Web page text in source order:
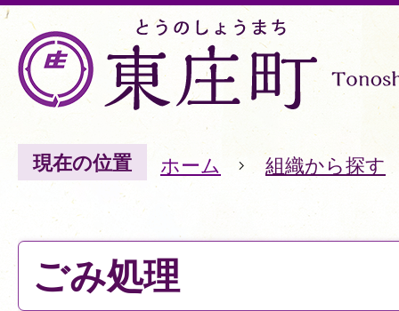
現在の位置 ホーム 組織から探す
ごみ処理